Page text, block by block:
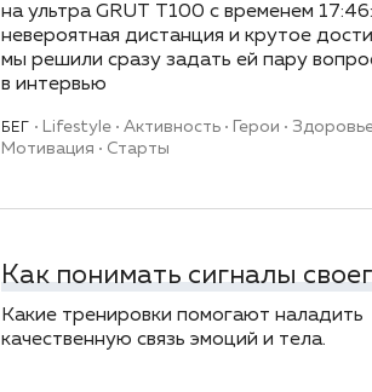
на ультра GRUT T100 с временем
невероятная дистанция и крутое
мы решили сразу задать ей пару
в интервью
БЕГ Lifestyle Активность Герои
Мотивация
Старты
Как понимать сигналы
Какие тренировки помогают наладить
качественную связь эмоций и тела.